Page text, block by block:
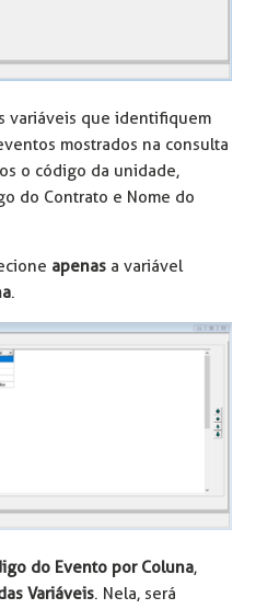
variáveis que identifiquem
mostrados na consulta
o código da unidade,
do Contrato e Nome do
apenas a variável
.
do Evento por Coluna,
Variáveis. Nela, será